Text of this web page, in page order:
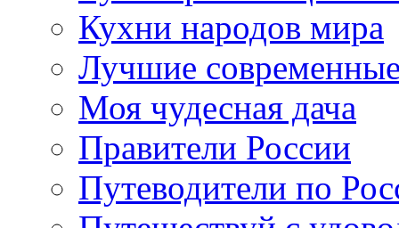
Кухни народов мира
Лучшие
Моя чудесная дача
Правители России
Путеводители по